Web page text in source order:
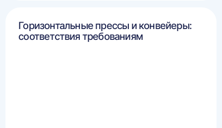
Горизонтальные прессы и конвейеры:
соответствия требованиям